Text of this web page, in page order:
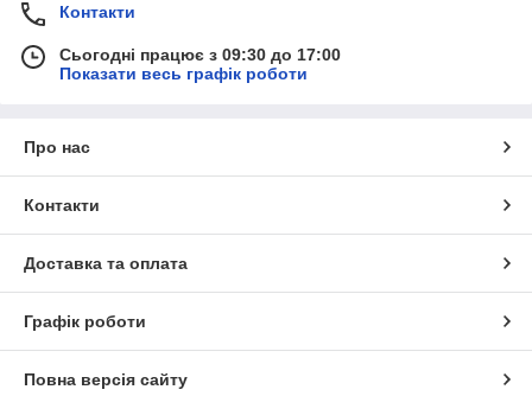
Контакти
Сьогодні працює з 09:30 до 17:00
Показати весь графік роботи
Про нас
Контакти
Доставка та оплата
Графік роботи
Повна версія сайту